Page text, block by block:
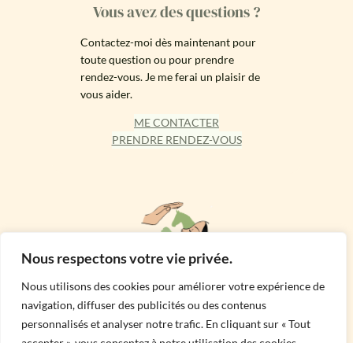
Nous respectons votre vie privée.
Nous utilisons des cookies pour améliorer votre expérience de
navigation, diffuser des publicités ou des contenus
personnalisés et analyser notre trafic. En cliquant sur « Tout
Vous avez des questions ?
Contactez-moi dès maintenant pour
toute question ou pour prendre
rendez-vous. Je me ferai un plaisir de
vous aider.
ME CONTACTER
PRENDRE RENDEZ-VOUS
AccueilMentions légalesPolitique de confidentialité
Conçu avecWordPress